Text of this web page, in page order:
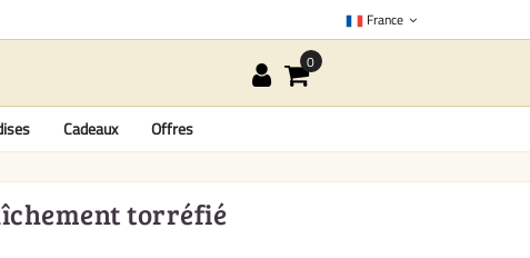
France
Cadeaux Offres
torréfié